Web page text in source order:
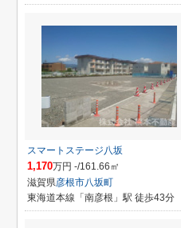
スマートステージ八坂
1,170万円 -/161.66㎡
滋賀県彦根市八坂町
東海道本線「南彦根」駅 徒歩43分